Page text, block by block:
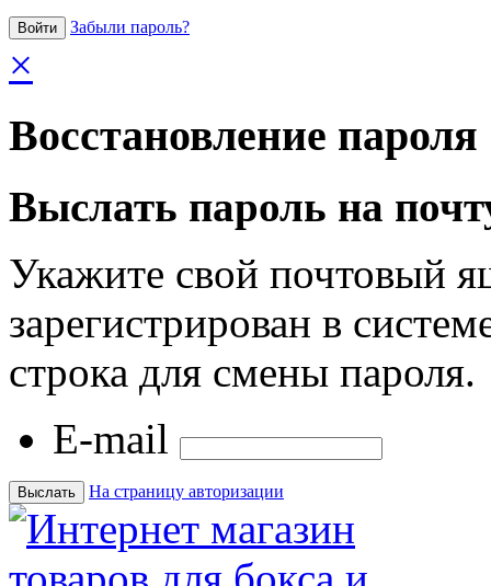
Забыли пароль?
×
Восстановление пароля
Выслать пароль на
Укажите свой почтовый
зарегистрирован в
строка для смены пароля.
E-mail
На страницу авторизации